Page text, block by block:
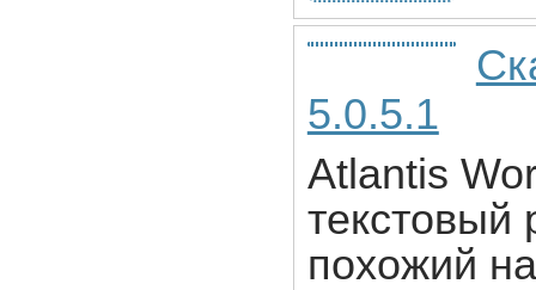
5.0.5.1
Atlantis
текстовый
похожий